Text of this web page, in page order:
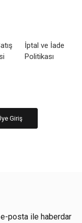
İptal ve İade
Politikası
Giriş
posta ile haberdar